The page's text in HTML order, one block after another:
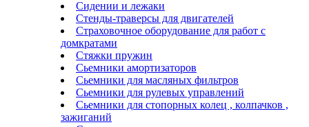
Сидении и лежаки
Стенды-траверсы для двигателей
Страховочное оборудование для работ с
домкратами
Стяжки пружин
Сьемники амортизаторов
Сьемники для масляных фильтров
Сьемники для рулевых управлений
Сьемники для стопорных колец , колпачков ,
зажиганий